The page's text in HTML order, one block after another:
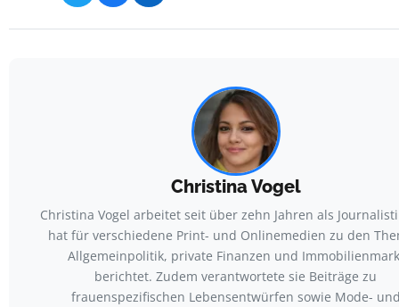
Christina Vogel
Christina Vogel arbeitet seit über zehn Jahren als
hat für verschiedene Print- und Onlinemedien zu den
Allgemeinpolitik, private Finanzen und
berichtet. Zudem verantwortete sie Beiträge zu
frauenspezifischen Lebensentwürfen sowie Mode-